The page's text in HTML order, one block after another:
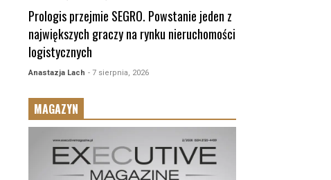
Prologis przejmie SEGRO. Powstanie jeden z
największych graczy na rynku nieruchomości
logistycznych
Anastazja Lach - 7 sierpnia, 2026
MAGAZYN